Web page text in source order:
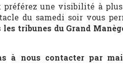
une visibilité à
du samedi soir vous
tribunes du Grand
à nous contacter par